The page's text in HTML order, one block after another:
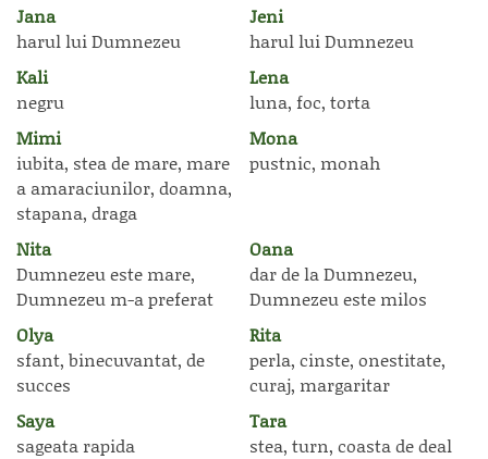
Jana
harul lui Dumnezeu
Jeni
harul lui Dumnezeu
Kali
negru
Lena
luna, foc, torta
Mimi
iubita, stea de mare, mare
a amaraciunilor, doamna,
stapana, draga
Mona
pustnic, monah
Nita
Dumnezeu este mare,
Dumnezeu m-a preferat
Oana
dar de la Dumnezeu,
Dumnezeu este milos
Olya
sfant, binecuvantat, de
succes
Rita
perla, cinste, onestitate,
curaj, margaritar
Saya
sageata rapida
Tara
stea, turn, coasta de deal